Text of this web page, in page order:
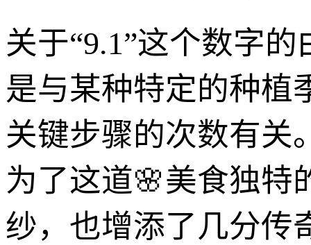
关于“9.1”这个数字
是与某种特定的种植
关键步骤的次数有关
为了这道🌸美食独特
纱，也增添了几分传